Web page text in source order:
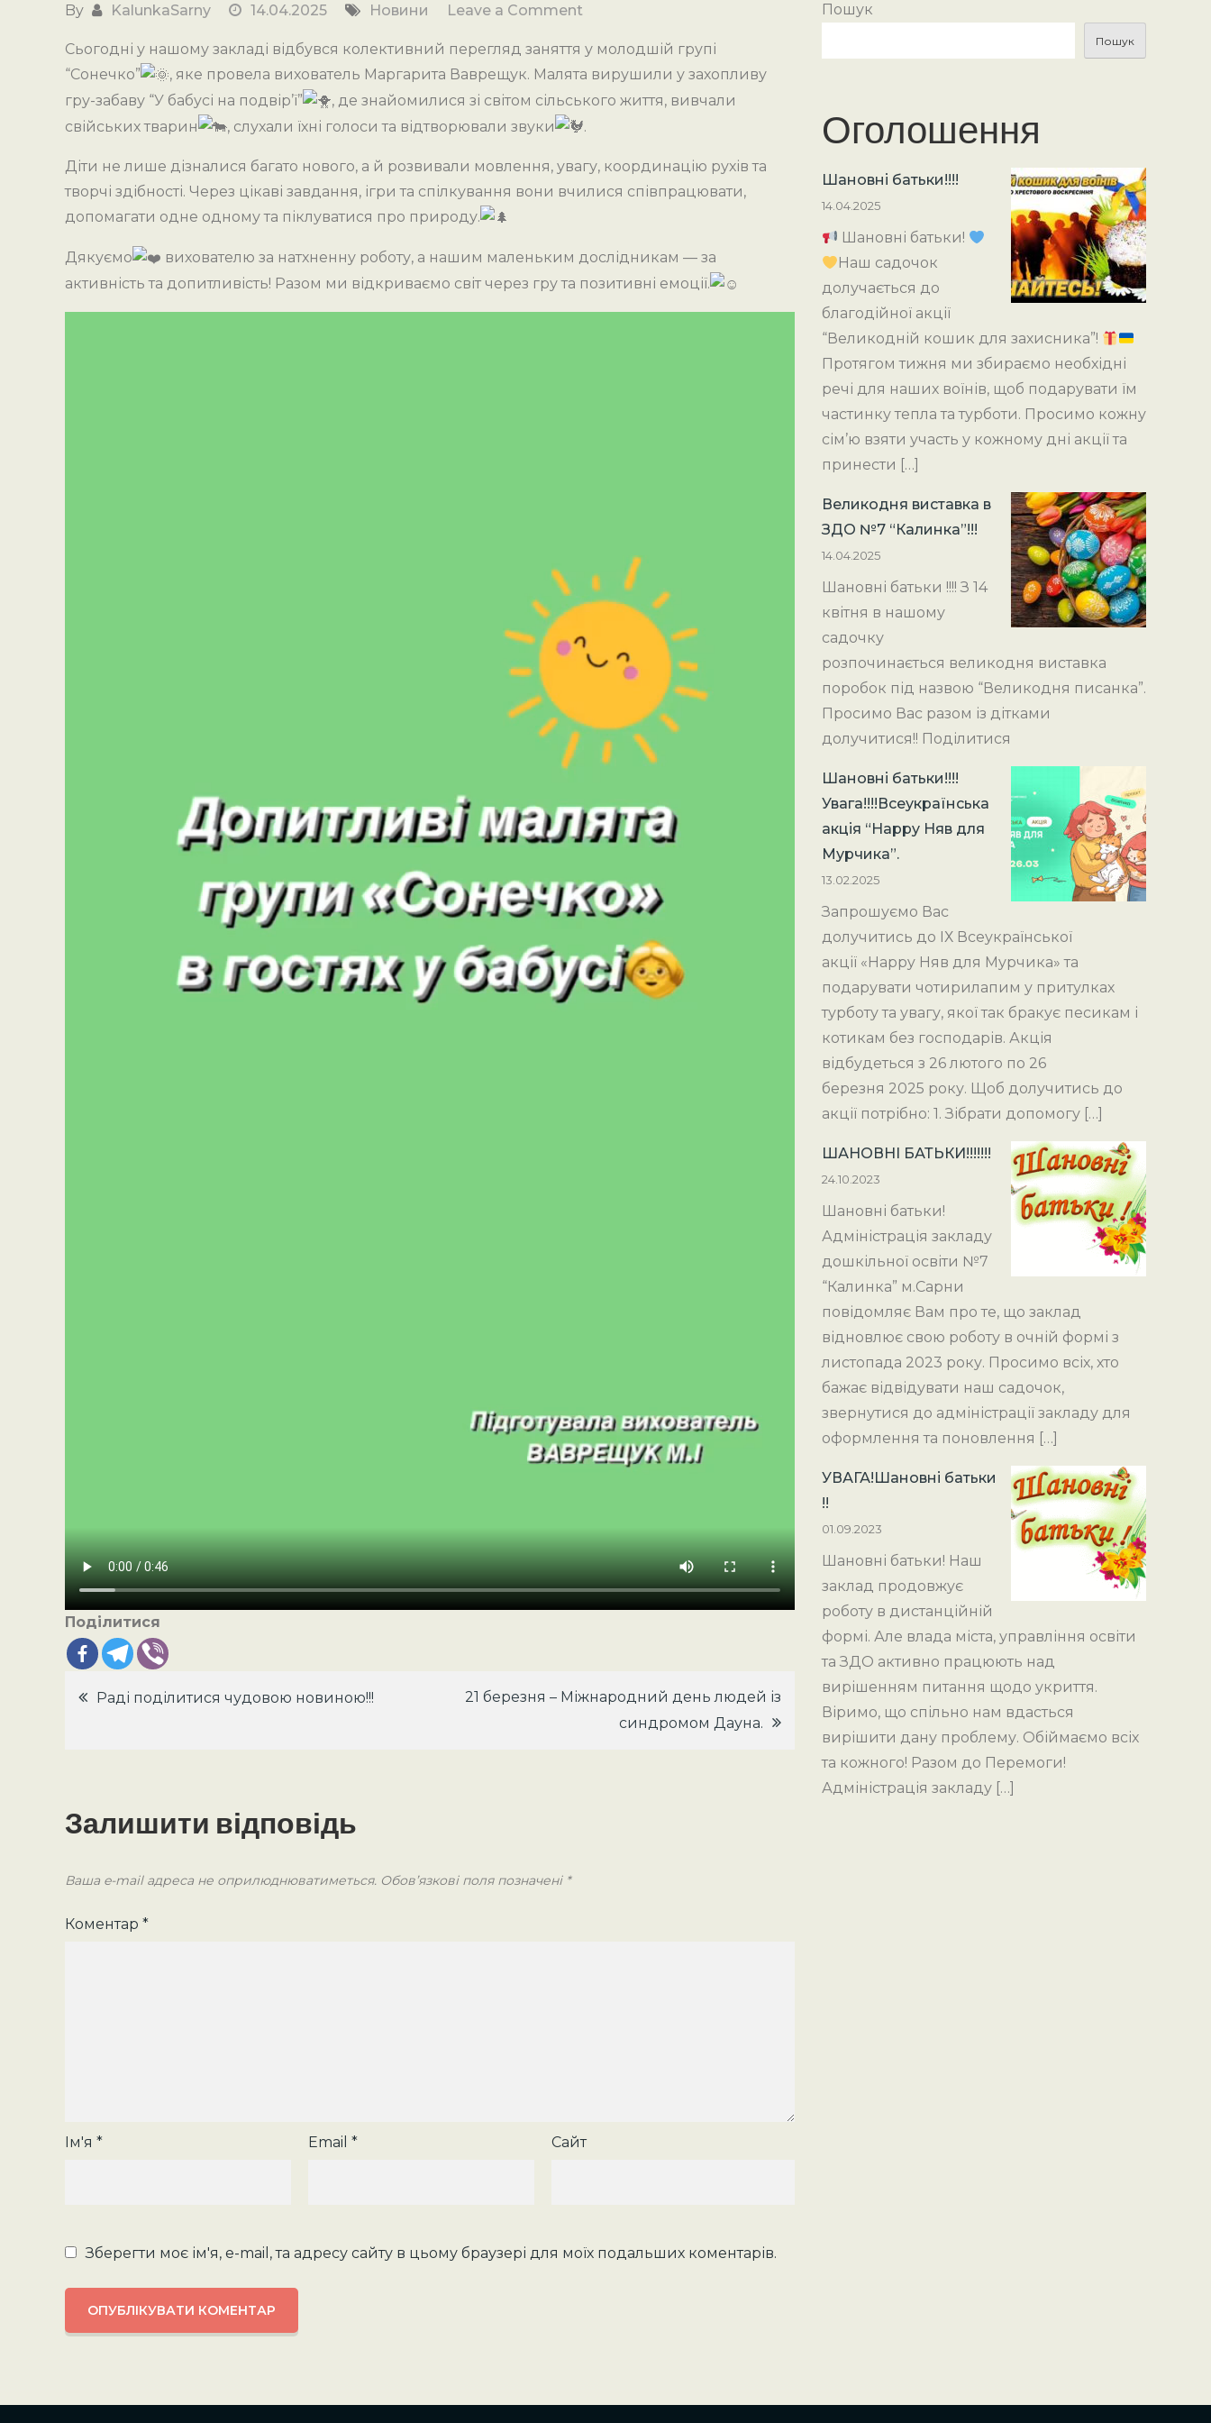
By KalunkaSarny 14.04.2025 Новини Leave a Comment
перегляд!!!
Сьогодні у нашому закладі відбувся колективний перегляд заняття у молодшій групі
“Сонечко”
, яке провела вихователь Маргарита Ваврещук. Малята вирушили у захопливу
гру-забаву “У бабусі на подвір’ї”
, де знайомилися зі світом сільського життя, вивчали
свійських тварин
, слухали їхні голоси та відтворювали звуки .
Діти не лише дізналися багато нового, а й розвивали мовлення, увагу, координацію рухів та
творчі здібності. Через цікаві завдання, ігри та спілкування вони вчилися співпрацювати,
допомагати одне одному та піклуватися про природу.
Дякуємо
вихователю за натхненну роботу, а нашим маленьким дослідникам — за
активність та допитливість! Разом ми відкриваємо світ через гру та позитивні емоції.
Поділитися
Навігація
Раді поділитися чудовою новиною!!!
21 березня – Міжнародний день людей із
синдромом Дауна.
Залишити відповідь
Ваша e-mail адреса не оприлюднюватиметься. Обов’язкові поля позначені *
Коментар *
Ім'я * Email * Сайт
Зберегти моє ім'я, e-mail, та адресу сайту в цьому браузері для моїх подальших коментарів.
Пошук
Пошук
Оголошення
Шановні батьки!!!!
14.04.2025
Шановні батьки!
Наш садочок
долучається до
благодійної акції
“Великодній кошик для захисника”!
Протягом тижня ми збираємо необхідні
речі для наших воїнів, щоб подарувати їм
частинку тепла та турботи. Просимо кожну
сім’ю взяти участь у кожному дні акції та
принести […]
Великодня виставка в
ЗДО №7 “Калинка”!!!
14.04.2025
Шановні батьки !!!! З 14
квітня в нашому
садочку
розпочинається великодня виставка
поробок під назвою “Великодня писанка”.
Просимо Вас разом із дітками
долучитися!! Поділитися
Шановні батьки!!!!
Увага!!!!Всеукраїнська
акція “Happy Няв для
Мурчика”.
13.02.2025
Запрошуємо Вас
долучитись до ІХ Всеукраїнської
акції «Happy Няв для Мурчика» та
подарувати чотирилапим у притулках
турботу та увагу, якої так бракує песикам і
котикам без господарів. Акція
відбудеться з 26 лютого по 26
березня 2025 року. Щоб долучитись до
акції потрібно: 1. Зібрати допомогу […]
ШАНОВНІ БАТЬКИ!!!!!!!
24.10.2023
Шановні батьки!
Адміністрація закладу
дошкільної освіти №7
“Калинка” м.Сарни
повідомляє Вам про те, що заклад
відновлює свою роботу в очній формі з
листопада 2023 року. Просимо всіх, хто
бажає відвідувати наш садочок,
звернутися до адміністрації закладу для
оформлення та поновлення […]
УВАГА!Шановні батьки
!!
01.09.2023
Шановні батьки! Наш
заклад продовжує
роботу в дистанційній
формі. Але влада міста, управління освіти
та ЗДО активно працюють над
вирішенням питання щодо укриття.
Віримо, що спільно нам вдасться
вирішити дану проблему. Обіймаємо всіх
та кожного! Разом до Перемоги!
Адміністрація закладу […]